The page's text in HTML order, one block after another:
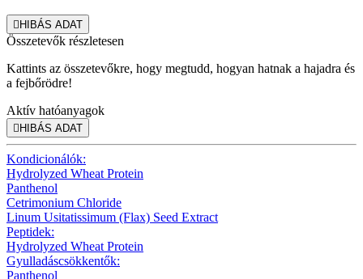
HIBÁS ADAT
Összetevők részletesen
Kattints az összetevőkre, hogy megtudd, hogyan hatnak a hajadra és
a fejbőrödre!
Aktív hatóanyagok
HIBÁS ADAT
Kondicionálók:
Hydrolyzed Wheat Protein
Panthenol
Cetrimonium Chloride
Linum Usitatissimum (Flax) Seed Extract
Peptidek:
Hydrolyzed Wheat Protein
Gyulladáscsökkentők:
Panthenol